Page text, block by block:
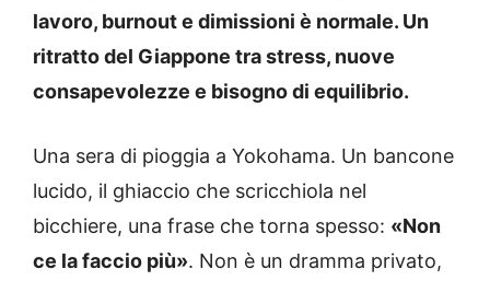
lavoro, burnout e dimissioni è normale. Un
ritratto del Giappone tra stress, nuove
consapevolezze e bisogno di equilibrio.
Una sera di pioggia a Yokohama. Un bancone
lucido, il ghiaccio che scricchiola nel
bicchiere, una frase che torna spesso: «Non
ce la faccio più». Non è un dramma privato,